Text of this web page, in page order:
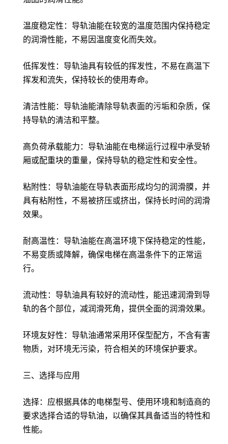
温度稳定性：导轨油能在较宽的温度范围内保持稳定
的润滑性能，不易因温度变化而失效。
低挥发性：导轨油具有较低的挥发性，不易在高温下
挥发和流失，保持较长的使用寿命。
清洁性能：导轨油能清除导轨表面的污垢和杂质，保
持导轨的清洁和平整。
高负荷承载能力：导轨油能在电梯运行过程中承受轿
厢或配重块的重量，保持导轨的稳定性和安全性。
粘附性：导轨油能在导轨表面形成均匀的润滑膜，并
具有粘附性，不易被挤压或挤出，保持长时间的润滑
效果。
耐高温性：导轨油能在高温环境下保持稳定的性能，
不易变质或降解，确保电梯在高温条件下的正常运
行。
流动性：导轨油具有较好的流动性，能迅速润滑到导
轨的各个部位，减润滑死角，提供全面的润滑效果。
环境友好性：导轨油通常采用环保型配方，不含有害
物质，对环境无污染，符合相关的环境保护要求。
三、选择与应用
选择：应根据具体的电梯型号、使用环境和制造商的
要求选择合适的导轨油，以确保其具备适当的特性和
性能。